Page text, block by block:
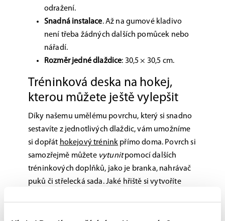
odražení.
Snadná instalace. Až na gumové kladivo
není třeba žádných dalších pomůcek nebo
nářadí.
Rozměr jedné dlaždice: 30,5 × 30,5 cm.
Tréninková deska na hokej,
kterou můžete ještě vylepšit
Díky našemu umělému povrchu, který si snadno
sestavíte z jednotlivých dlaždic, vám umožníme
si dopřát hokejový trénink přímo doma. Povrch si
samozřejmě můžete vytunitpomocí dalších
tréninkových doplňků, jako je branka, nahrávač
puků či střelecká sada. Jaké hřiště si vytvoříte